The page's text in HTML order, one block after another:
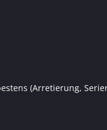
(Arretierung,